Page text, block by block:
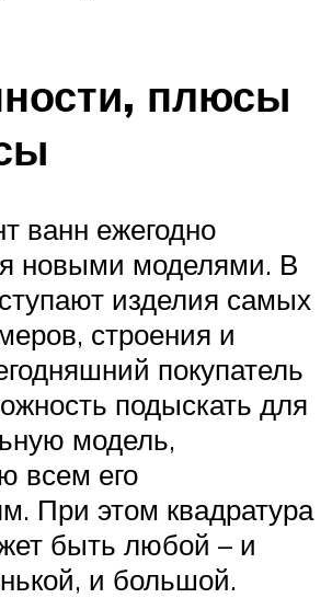
плюсы
ванн ежегодно
новыми моделями. В
изделия самых
строения и
покупатель
подыскать для
модель,
всем его
При этом квадратура
быть любой – и
и большой.